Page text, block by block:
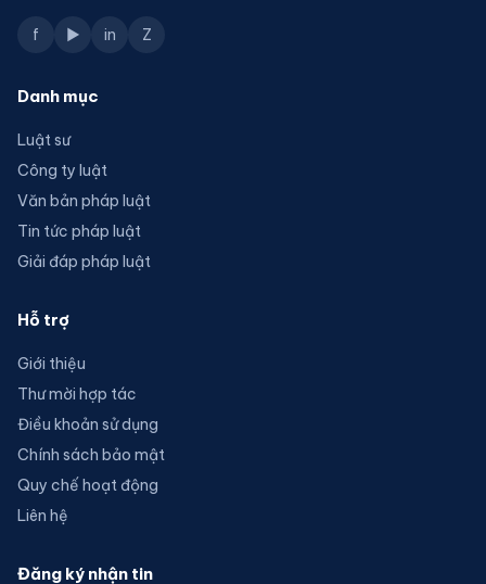
f ▶ in Z
Danh mục
Luật sư
Công ty luật
Văn bản pháp luật
Tin tức pháp luật
Giải đáp pháp luật
Hỗ trợ
Giới thiệu
Thư mời hợp tác
Điều khoản sử dụng
Chính sách bảo mật
Quy chế hoạt động
Liên hệ
Đăng ký nhận tin